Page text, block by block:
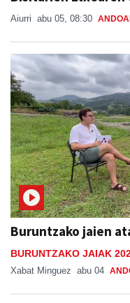
Aiurri abu 05, 08:30
Buruntzako jaien
BURUNTZAKO JAIAK
Xabat Minguez abu 04